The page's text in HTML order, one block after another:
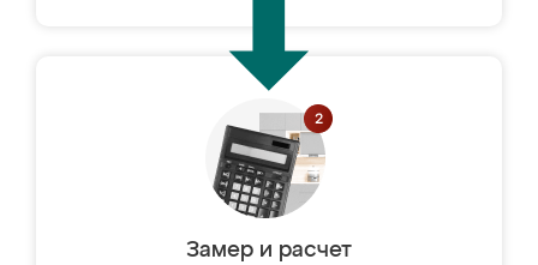
Замер и расчет